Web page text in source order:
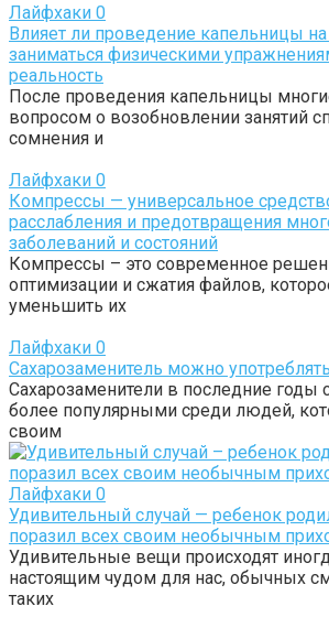
Лайфхаки 0
Влияет ли проведение капельницы на
заниматься физическими
реальность
После проведения капельницы
вопросом о возобновлении занятий
сомнения и
Лайфхаки 0
Компрессы — универсальное
расслабления и предотвращения
заболеваний и состояний
Компрессы – это современное
оптимизации и сжатия файлов,
уменьшить их
Лайфхаки 0
Сахарозаменитель можно
Сахарозаменители в последние годы
более популярными среди людей,
своим
Лайфхаки 0
Удивительный случай — ребенок
поразил всех своим необычным
Удивительные вещи происходят
настоящим чудом для нас, обычных
таких